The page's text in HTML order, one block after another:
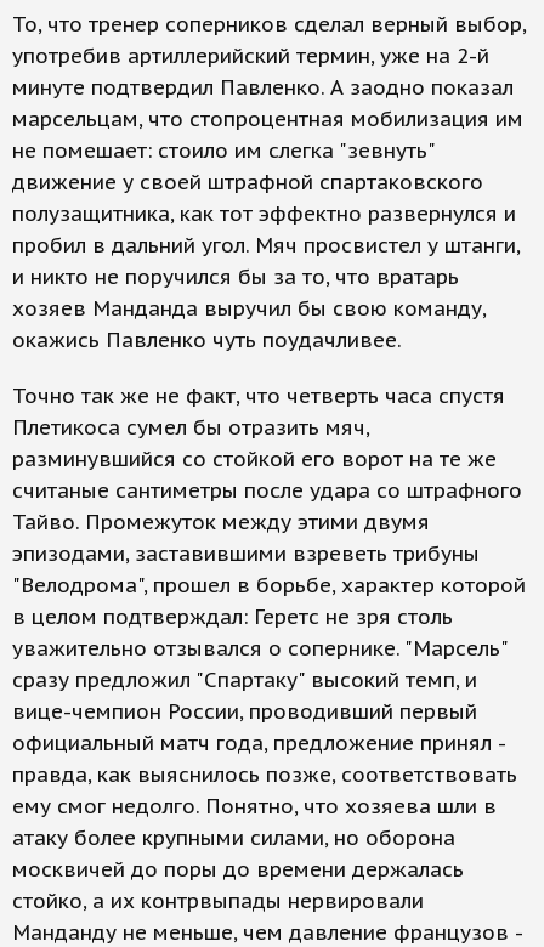
То, что тренер соперников сделал верный выбор,
употребив артиллерийский термин, уже на 2-й
минуте подтвердил Павленко. А заодно показал
марсельцам, что стопроцентная мобилизация им
не помешает: стоило им слегка "зевнуть"
движение у своей штрафной спартаковского
полузащитника, как тот эффектно развернулся и
пробил в дальний угол. Мяч просвистел у штанги,
и никто не поручился бы за то, что вратарь
хозяев Манданда выручил бы свою команду,
окажись Павленко чуть поудачливее.
Точно так же не факт, что четверть часа спустя
Плетикоса сумел бы отразить мяч,
разминувшийся со стойкой его ворот на те же
считаные сантиметры после удара со штрафного
Тайво. Промежуток между этими двумя
эпизодами, заставившими взреветь трибуны
"Велодрома", прошел в борьбе, характер которой
в целом подтверждал: Геретс не зря столь
уважительно отзывался о сопернике. "Марсель"
сразу предложил "Спартаку" высокий темп, и
вице-чемпион России, проводивший первый
официальный матч года, предложение принял -
правда, как выяснилось позже, соответствовать
ему смог недолго. Понятно, что хозяева шли в
атаку более крупными силами, но оборона
москвичей до поры до времени держалась
стойко, а их контрвыпады нервировали
Манданду не меньше, чем давление французов -